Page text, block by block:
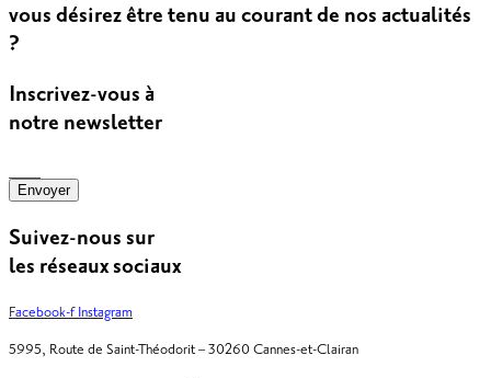
vous désirez être tenu au courant de nos actualités
?
Inscrivez-vous à
notre newsletter
Envoyer
Suivez-nous sur
les réseaux sociaux
Facebook-f Instagram
5995, Route de Saint-Théodorit – 30260 Cannes-et-Clairan